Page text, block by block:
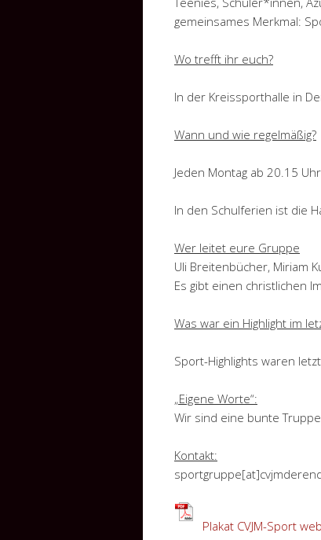
gemeinsames Merkmal:
Wo trefft ihr euch?
In der Kreissporthalle in
Wann und wie regelmäßig?
Jeden Montag ab 20.15
In den Schulferien ist die
Wer leitet eure Gruppe
Uli Breitenbücher, Miriam
Es gibt einen christlichen
Was war ein Highlight im
Sport-Highlights waren
„Eigene Worte“:
Wir sind eine bunte
Kontakt:
Plakat CVJM-Sport web